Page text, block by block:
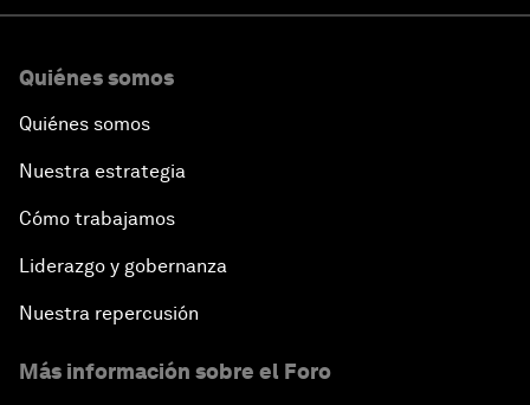
Quiénes somos
Quiénes somos
Nuestra estrategia
Cómo trabajamos
Liderazgo y gobernanza
Nuestra repercusión
Más información sobre el Foro